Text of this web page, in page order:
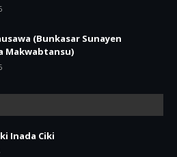
(Bunkasar Sunayen
Makwabtansu)
Inada Ciki